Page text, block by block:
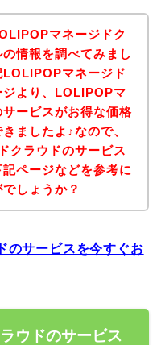
マネージドク
情報を調べてみまし
マネージド
ジより、LOLIPOPマ
ービスがお得な価格
ましたよ♪なので、
クラウドのサービス
ページなどを参考に
しょうか？
のサービスを今すぐお
ウドのサービス